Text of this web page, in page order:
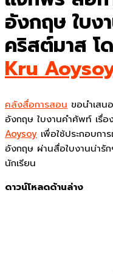
อังกฤษ ใบง
คริสต์มาส โ
Kru
คลังสื่อการสอน ขอนำเสนอ
อังกฤษ ใบงานคำศัพท์ เรื่
Aoysoy เพื่อใช้ประกอบกา
อังกฤษ ผ่านสื่อใบงานน่ารั
นักเรียน
ดาวน์โหลดด้านล่าง